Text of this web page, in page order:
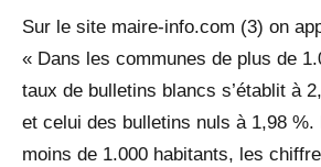
Sur le site maire-info.com (3) on
« Dans les communes de plus de
taux de bulletins blancs s’établit à
et celui des bulletins nuls à 1,98 %.
moins de 1.000 habitants, les